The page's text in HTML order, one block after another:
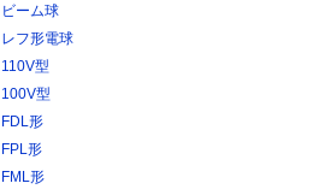
ビーム球
レフ形電球
110V型
100V型
FDL形
FPL形
FML形